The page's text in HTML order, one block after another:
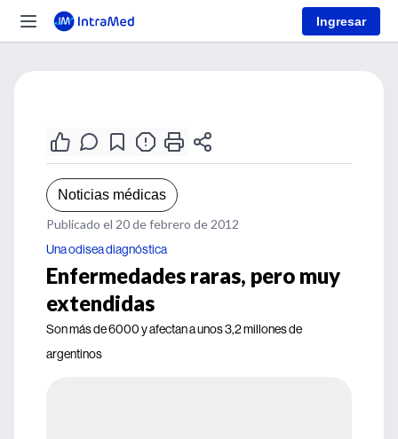
Ingresar
Noticias médicas
Publicado el 20 de febrero de 2012
Una odisea diagnóstica
Enfermedades raras, pero muy
extendidas
Son más de 6000 y afectan a unos 3,2 millones de
argentinos